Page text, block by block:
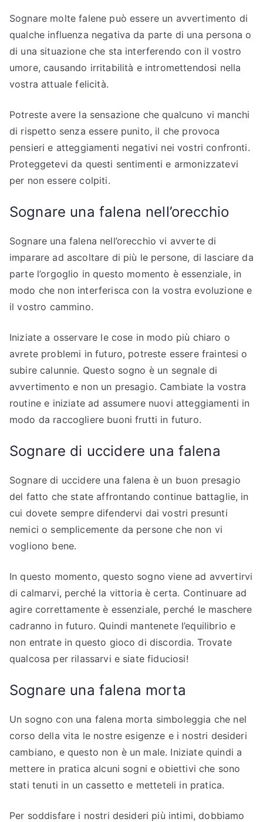
Sognare molte falene può essere un avvertimento di
qualche influenza negativa da parte di una persona o
di una situazione che sta interferendo con il vostro
umore, causando irritabilità e intromettendosi nella
vostra attuale felicità.
Potreste avere la sensazione che qualcuno vi manchi
di rispetto senza essere punito, il che provoca
pensieri e atteggiamenti negativi nei vostri confronti.
Proteggetevi da questi sentimenti e armonizzatevi
per non essere colpiti.
Sognare una falena nell’orecchio
Sognare una falena nell’orecchio vi avverte di
imparare ad ascoltare di più le persone, di lasciare da
parte l’orgoglio in questo momento è essenziale, in
modo che non interferisca con la vostra evoluzione e
il vostro cammino.
Iniziate a osservare le cose in modo più chiaro o
avrete problemi in futuro, potreste essere fraintesi o
subire calunnie. Questo sogno è un segnale di
avvertimento e non un presagio. Cambiate la vostra
routine e iniziate ad assumere nuovi atteggiamenti in
modo da raccogliere buoni frutti in futuro.
Sognare di uccidere una falena
Sognare di uccidere una falena è un buon presagio
del fatto che state affrontando continue battaglie, in
cui dovete sempre difendervi dai vostri presunti
nemici o semplicemente da persone che non vi
vogliono bene.
In questo momento, questo sogno viene ad avvertirvi
di calmarvi, perché la vittoria è certa. Continuare ad
agire correttamente è essenziale, perché le maschere
cadranno in futuro. Quindi mantenete l’equilibrio e
non entrate in questo gioco di discordia. Trovate
qualcosa per rilassarvi e siate fiduciosi!
Sognare una falena morta
Un sogno con una falena morta simboleggia che nel
corso della vita le nostre esigenze e i nostri desideri
cambiano, e questo non è un male. Iniziate quindi a
mettere in pratica alcuni sogni e obiettivi che sono
stati tenuti in un cassetto e metteteli in pratica.
Per soddisfare i nostri desideri più intimi, dobbiamo